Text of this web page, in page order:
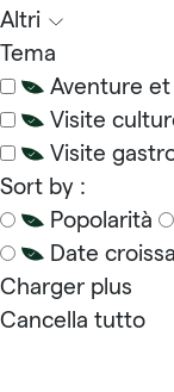
Altri
Tema
Aventure
Visite
Visite
Sort by :
Popolarità
Date
Charger plus
Cancella tutto